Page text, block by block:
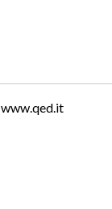
www.qed.it